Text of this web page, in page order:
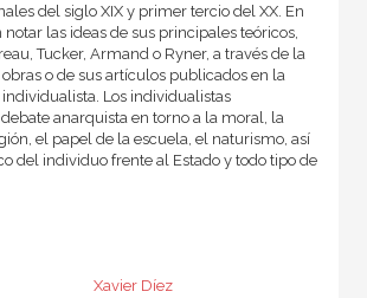
del siglo XIX y primer tercio del XX. En
notar las ideas de sus principales teóricos,
Tucker, Armand o Ryner, a través de la
o de sus artículos publicados en la
Los individualistas
anarquista en torno a la moral, la
el papel de la escuela, el naturismo, así
del individuo frente al Estado y todo tipo de
Xavier Díez